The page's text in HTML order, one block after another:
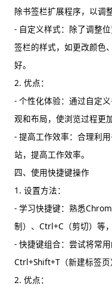
除书签栏扩展程序，以调
- 自定义样式：除了调整
签栏的样式，如更改颜色
好。
2. 优点：
- 个性化体验：通过自定
观和布局，使浏览过程更
- 提高工作效率：合理利
站，提高工作效率。
四、使用快捷键操作
1. 设置方法：
- 学习快捷键：熟悉
制）、Ctrl+C（剪切）等
- 快捷键组合：尝试将常
Ctrl+Shift+T（新建标签页
2. 优点：